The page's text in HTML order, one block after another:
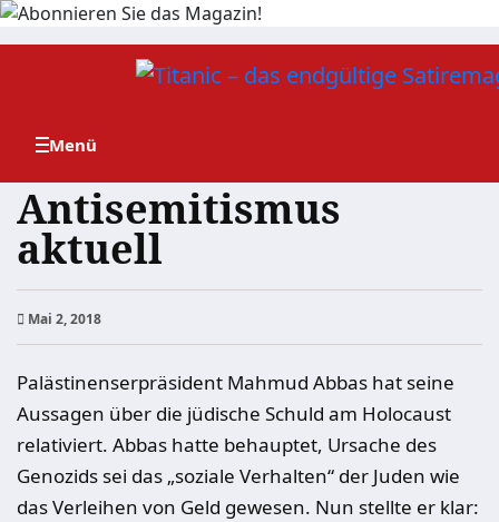
Zum
Antisemitismus
aktuell
Mai 2, 2018
Palästinenserpräsident Mahmud Abbas hat seine
Aussagen über die jüdische Schuld am Holocaust
relativiert. Abbas hatte behauptet, Ursache des
Genozids sei das „soziale Verhalten“ der Juden wie
das Verleihen von Geld gewesen. Nun stellte er klar: